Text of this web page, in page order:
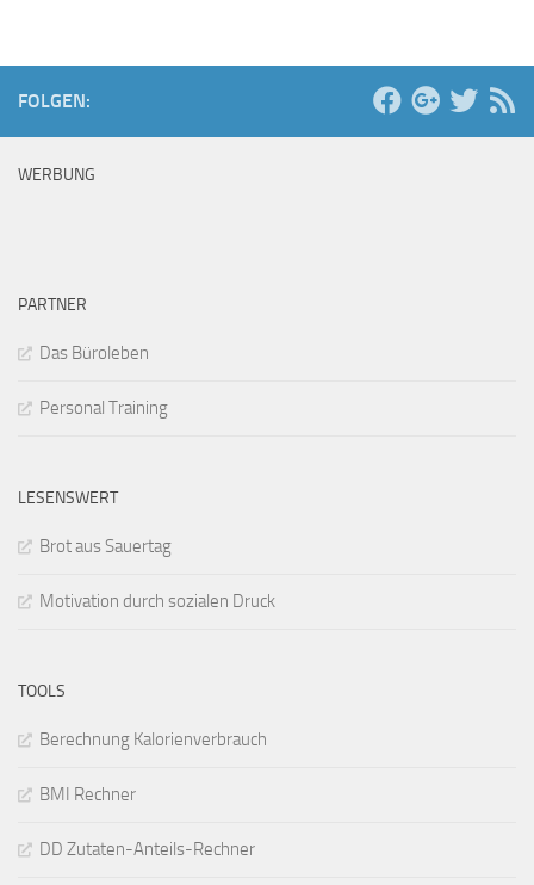
FOLGEN:
WERBUNG
PARTNER
Das Büroleben
Personal Training
LESENSWERT
Brot aus Sauertag
Motivation durch sozialen Druck
TOOLS
Berechnung Kalorienverbrauch
BMI Rechner
DD Zutaten-Anteils-Rechner